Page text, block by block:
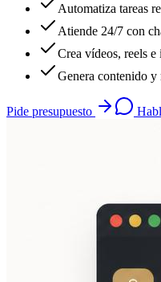
Automatiza tareas
Atiende 24/7 con
Crea vídeos, reels
Genera contenido y
Pide presupuesto